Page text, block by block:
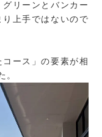
リーンとバンカー
上手ではないので
ース」の要素が相
。